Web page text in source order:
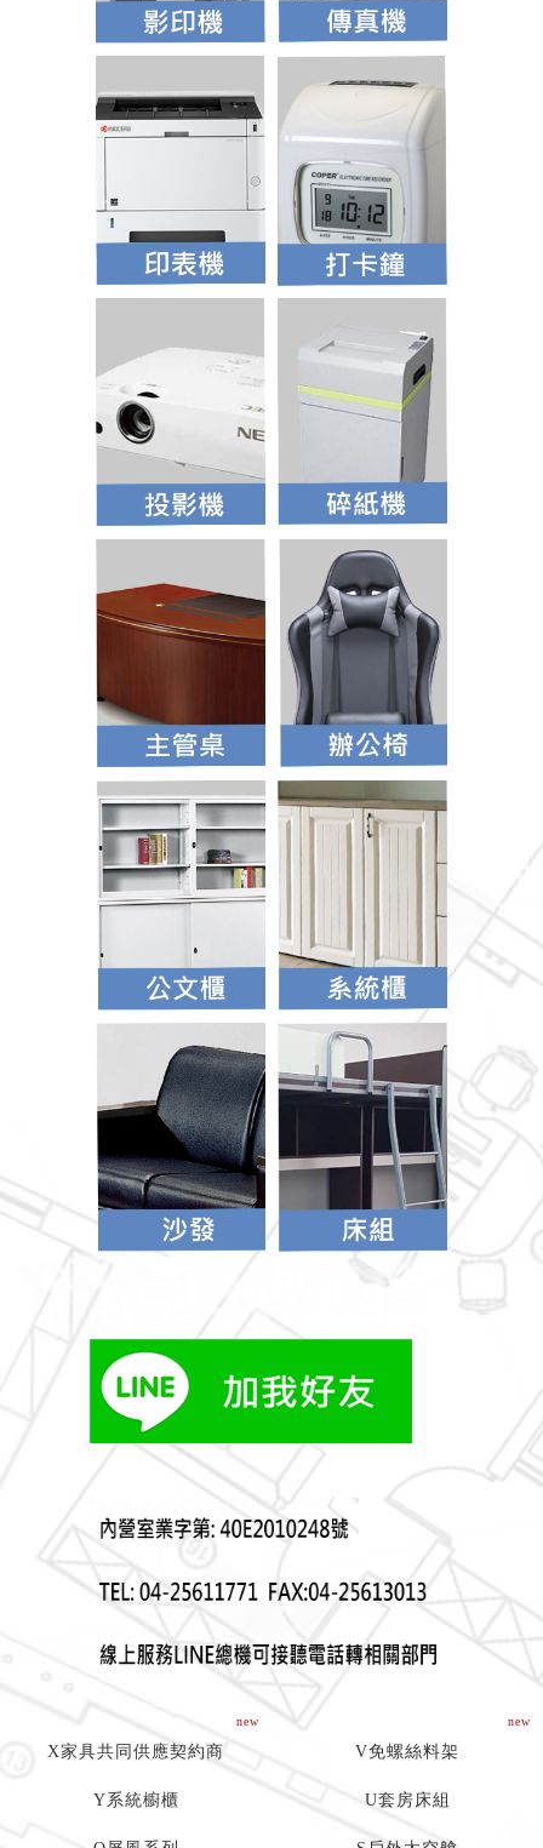
new
X家具共同供應契約商
new
V免螺絲料架
Y系統櫥櫃 U套房床組